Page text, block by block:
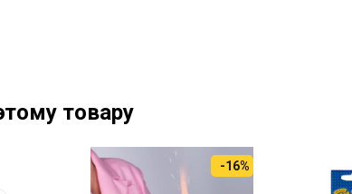
товару
-16%